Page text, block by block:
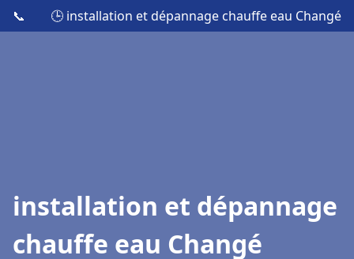
📞 🕒 installation et dépannage chauffe eau Changé
installation et dépannage
chauffe eau Changé